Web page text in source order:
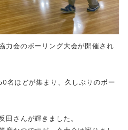
力会のボーリング大会が開催され
名ほどが集まり、久しぶりのボー
田さんが輝きました。